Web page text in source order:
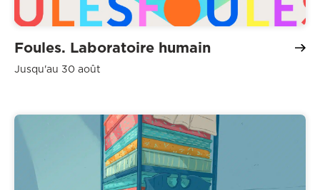
Foules. Laboratoire humain
Jusqu'au 30 août